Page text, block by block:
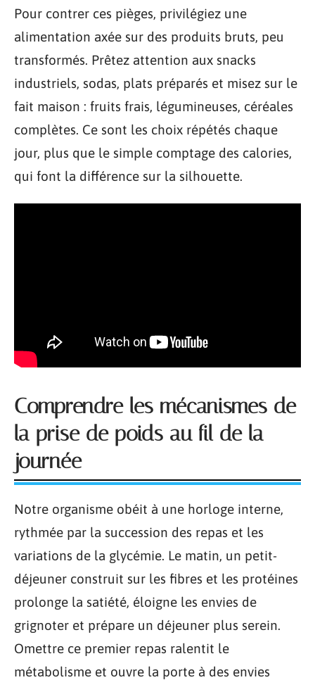
Pour contrer ces pièges, privilégiez une
alimentation axée sur des produits bruts, peu
transformés. Prêtez attention aux snacks
industriels, sodas, plats préparés et misez sur le
fait maison : fruits frais, légumineuses, céréales
complètes. Ce sont les choix répétés chaque
jour, plus que le simple comptage des calories,
qui font la différence sur la silhouette.
Comprendre les mécanismes de
la prise de poids au fil de la
journée
Notre organisme obéit à une horloge interne,
rythmée par la succession des repas et les
variations de la glycémie. Le matin, un petit-
déjeuner construit sur les fibres et les protéines
prolonge la satiété, éloigne les envies de
grignoter et prépare un déjeuner plus serein.
Omettre ce premier repas ralentit le
métabolisme et ouvre la porte à des envies